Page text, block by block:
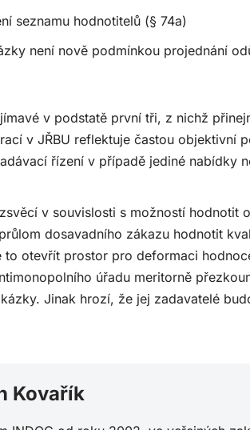
seznamu hodnotitelů (§ 74a)
není nově podmínkou projednání
v podstatě první tři, z nichž
v JŘBU reflektuje častou objektivní
řízení v případě jediné nabídky
v souvislosti s možností hodnotit
dosavadního zákazu hodnotit
to otevřít prostor pro deformaci
úřadu meritorně
Jinak hrozí, že jej zadavatelé
Kovařík